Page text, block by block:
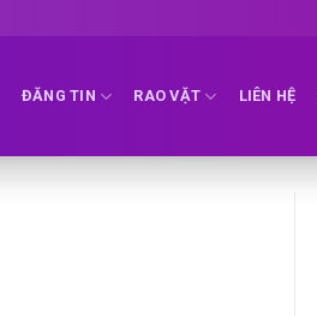
ĐĂNG TIN RAO VẶT LIÊN HỆ